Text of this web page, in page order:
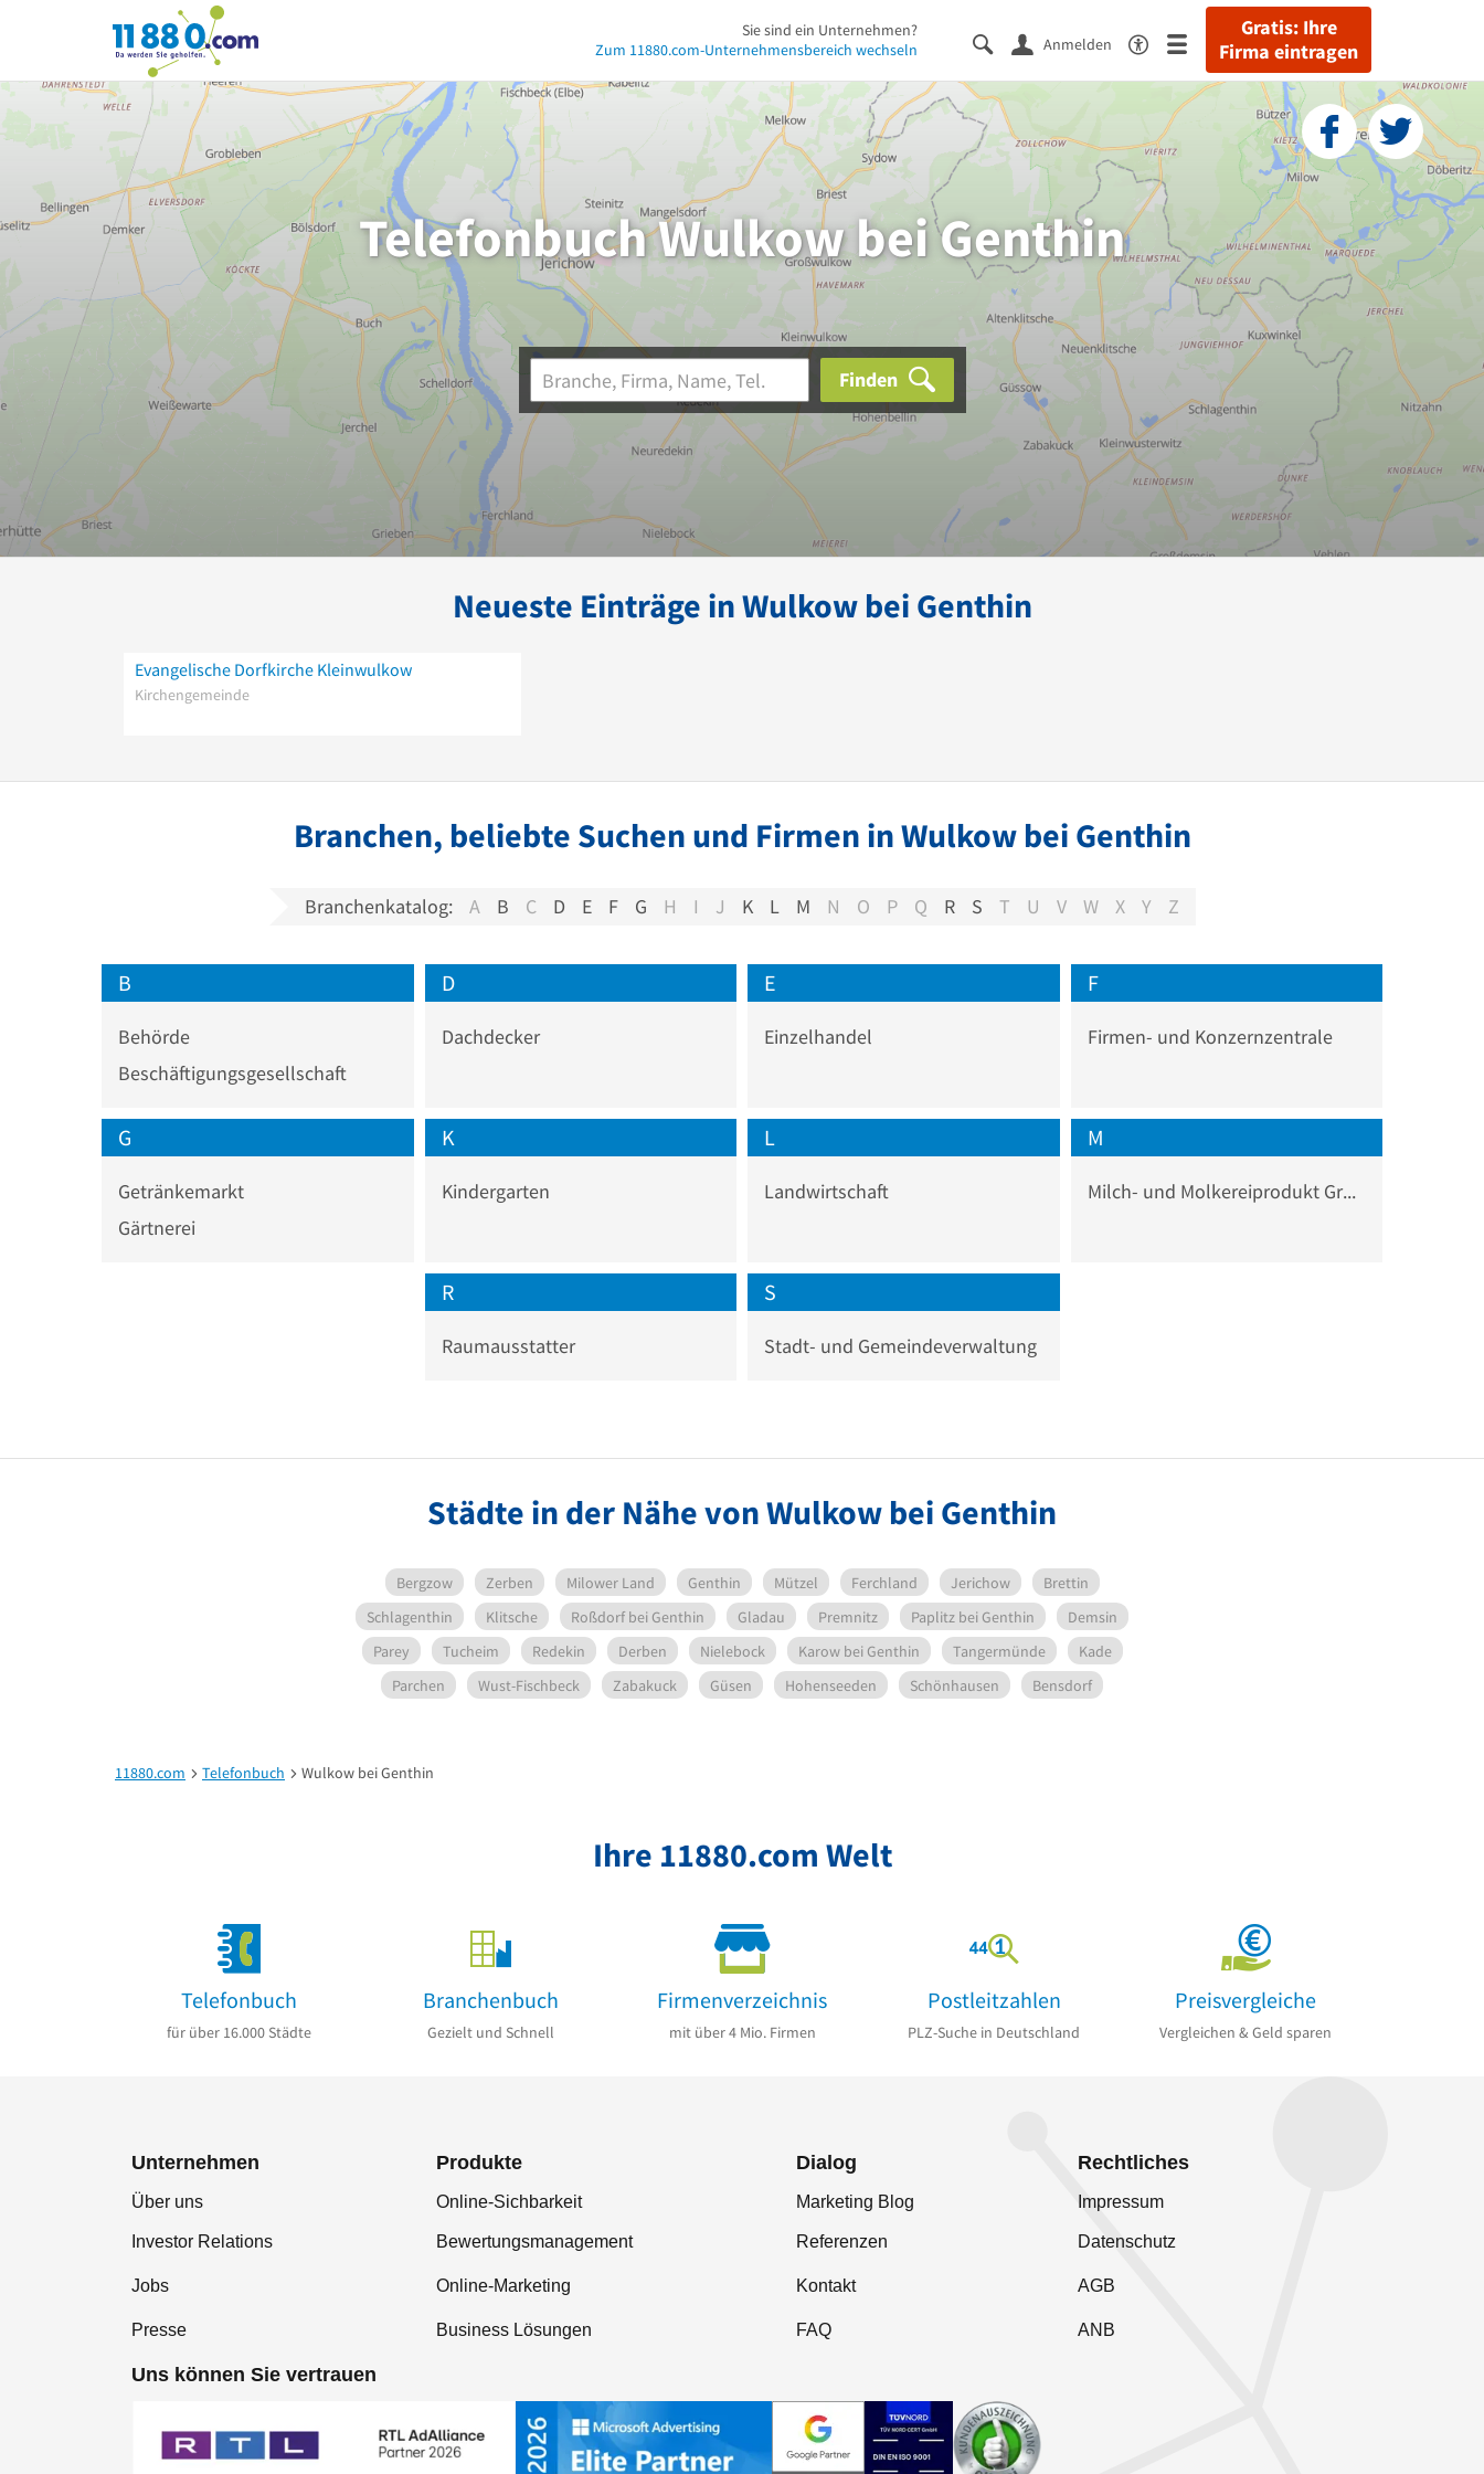
11880.com
Gratis: Ihre
Firma eintragen
Anmelden
Sie sind ein Unternehmen?
Zum 11880.com-Unternehmensbereich wechseln
Telefonbuch Wulkow bei Genthin
Finden
Neueste Einträge in Wulkow bei Genthin
Evangelische Dorfkirche Kleinwulkow
Kirchengemeinde
Branchen, beliebte Suchen und Firmen in Wulkow bei Genthin
Branchenkatalog: A B C D E F G H I J K L M N O P Q R S T U V W X Y Z
B
Behörde
Beschäftigungsgesellschaft
D
Dachdecker
E
Einzelhandel
F
Firmen- und Konzernzentrale
G
Getränkemarkt
Gärtnerei
K
Kindergarten
L
Landwirtschaft
M
Milch- und Molkereiprodukt Großhandel
R
Raumausstatter
S
Stadt- und Gemeindeverwaltung
Städte in der Nähe von Wulkow bei Genthin
Bergzow Zerben Milower Land Genthin Mützel Ferchland Jerichow
Brettin
Schlagenthin
Klitsche Roßdorf bei Genthin Gladau Premnitz Paplitz bei Genthin
Demsin
Parey
Tucheim Redekin Derben Nielebock Karow bei Genthin Tangermünde
Kade
Parchen
Wust-Fischbeck Zabakuck Güsen Hohenseeden Schönhausen Bensdorf
11880.com Telefonbuch Wulkow bei Genthin
Ihre 11880.com Welt
Telefonbuch
für über 16.000 Städte
Branchenbuch
Gezielt und Schnell
Firmenverzeichnis
mit über 4 Mio. Firmen
Postleitzahlen
PLZ-Suche in Deutschland
Preisvergleiche
Vergleichen & Geld sparen
Unternehmen
Über uns
Investor Relations
Jobs
Presse
Produkte
Online-Sichbarkeit
Bewertungsmanagement
Online-Marketing
Business Lösungen
Dialog
Marketing Blog
Referenzen
Kontakt
FAQ
Rechtliches
Impressum
Datenschutz
AGB
ANB
Uns können Sie vertrauen